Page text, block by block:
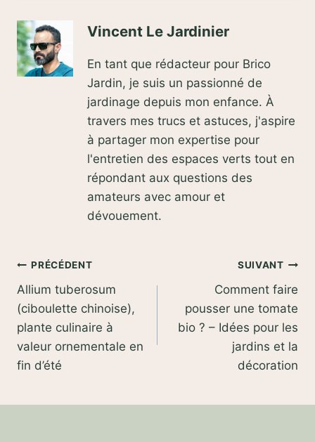
Vincent Le Jardinier
En tant que rédacteur pour Brico
Jardin, je suis un passionné de
jardinage depuis mon enfance. À
travers mes trucs et astuces, j'aspire
à partager mon expertise pour
l'entretien des espaces verts tout en
répondant aux questions des
amateurs avec amour et
dévouement.
Navigation
de
l’article
PRÉCÉDENT
Allium tuberosum
(ciboulette chinoise),
plante culinaire à
valeur ornementale en
fin d’été
SUIVANT
Comment faire
pousser une tomate
bio ? – Idées pour les
jardins et la
décoration